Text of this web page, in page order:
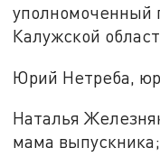
уполномоченный
Калужской
Юрий Нетреба,
Наталья
мама выпускника;